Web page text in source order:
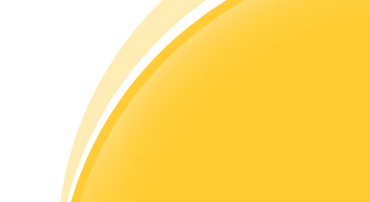
Chiến lược giao dịch
Học cách duy trì lợi nhuận